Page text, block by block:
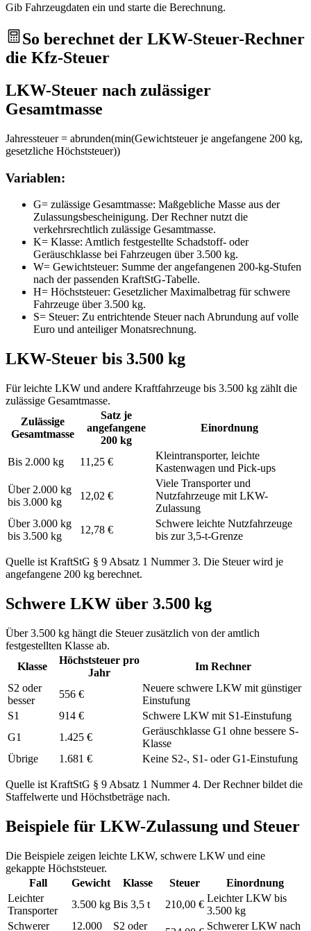
Gib Fahrzeugdaten ein und starte die Berechnung.
So berechnet der LKW-Steuer-Rechner
die Kfz-Steuer
LKW-Steuer nach zulässiger
Gesamtmasse
Jahressteuer = abrunden(min(Gewichtsteuer je angefangene 200 kg,
gesetzliche Höchststeuer))
Variablen:
G= zulässige Gesamtmasse: Maßgebliche Masse aus der
Zulassungsbescheinigung. Der Rechner nutzt die
verkehrsrechtlich zulässige Gesamtmasse.
K= Klasse: Amtlich festgestellte Schadstoff- oder
Geräuschklasse bei Fahrzeugen über 3.500 kg.
W= Gewichtsteuer: Summe der angefangenen 200-kg-Stufen
nach der passenden KraftStG-Tabelle.
H= Höchststeuer: Gesetzlicher Maximalbetrag für schwere
Fahrzeuge über 3.500 kg.
S= Steuer: Zu entrichtende Steuer nach Abrundung auf volle
Euro und anteiliger Monatsrechnung.
LKW-Steuer bis 3.500 kg
Für leichte LKW und andere Kraftfahrzeuge bis 3.500 kg zählt die
zulässige Gesamtmasse.
Zulässige
Gesamtmasse
Satz je
angefangene
200 kg
Einordnung
Bis 2.000 kg 11,25 €
Kleintransporter, leichte
Kastenwagen und Pick-ups
Über 2.000 kg
bis 3.000 kg
12,02 €
Viele Transporter und
Nutzfahrzeuge mit LKW-
Zulassung
Über 3.000 kg
bis 3.500 kg
12,78 €
Schwere leichte Nutzfahrzeuge
bis zur 3,5-t-Grenze
Quelle ist KraftStG § 9 Absatz 1 Nummer 3. Die Steuer wird je
angefangene 200 kg berechnet.
Schwere LKW über 3.500 kg
Über 3.500 kg hängt die Steuer zusätzlich von der amtlich
festgestellten Klasse ab.
Klasse
Höchststeuer pro
Jahr
Im Rechner
S2 oder
besser
556 €
Neuere schwere LKW mit günstiger
Einstufung
S1
914 €
Schwere LKW mit S1-Einstufung
G1
1.425 €
Geräuschklasse G1 ohne bessere S-
Klasse
Übrige
1.681 € Keine S2-, S1- oder G1-Einstufung
Quelle ist KraftStG § 9 Absatz 1 Nummer 4. Der Rechner bildet die
Staffelwerte und Höchstbeträge nach.
Beispiele für LKW-Zulassung und Steuer
Die Beispiele zeigen leichte LKW, schwere LKW und eine
gekappte Höchststeuer.
Fall
Gewicht Klasse Steuer
Einordnung
Leichter
Transporter
3.500 kg Bis 3,5 t 210,00 €
Leichter LKW bis
3.500 kg
Schwerer
12.000 S2 oder Schwerer LKW nach